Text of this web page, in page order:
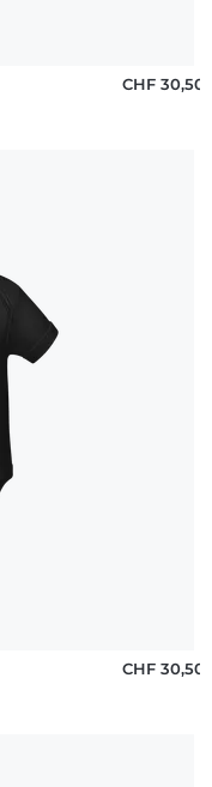
CHF 30,50
CHF 30,50